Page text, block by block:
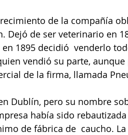
de la compañía
Dejó de ser veterinario en
1895 decidió  venderlo
vendió su parte,
de la firma, llamada
Dublín, pero su nombre
había sido
de fábrica de  caucho.